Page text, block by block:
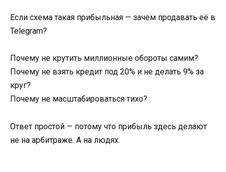
Если схема такая прибыльная — зачем продавать её в
Telegram?
Почему не крутить миллионные обороты самим?
Почему не взять кредит под 20% и не делать 9% за
круг?
Почему не масштабироваться тихо?
Ответ простой — потому что прибыль здесь делают
не на арбитраже. А на людях.